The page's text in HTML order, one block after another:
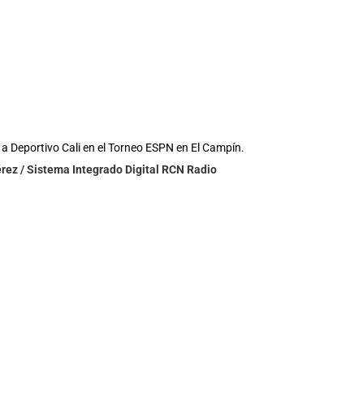
Deportivo Cali en el Torneo ESPN en El Campín.
/ Sistema Integrado Digital RCN Radio